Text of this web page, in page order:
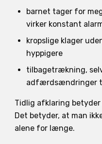
barnet tager for
virker konstant
kropslige klager
hyppigere
tilbagetrækning,
adfærdsændringer
Tidlig afklaring
Det betyder, at man
alene for længe.